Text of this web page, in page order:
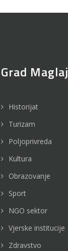
Grad Maglaj
Historijat
Turizam
Poljoprivreda
Kultura
Obrazovanje
Sport
NGO sektor
Vjerske institucije
Zdravstvo